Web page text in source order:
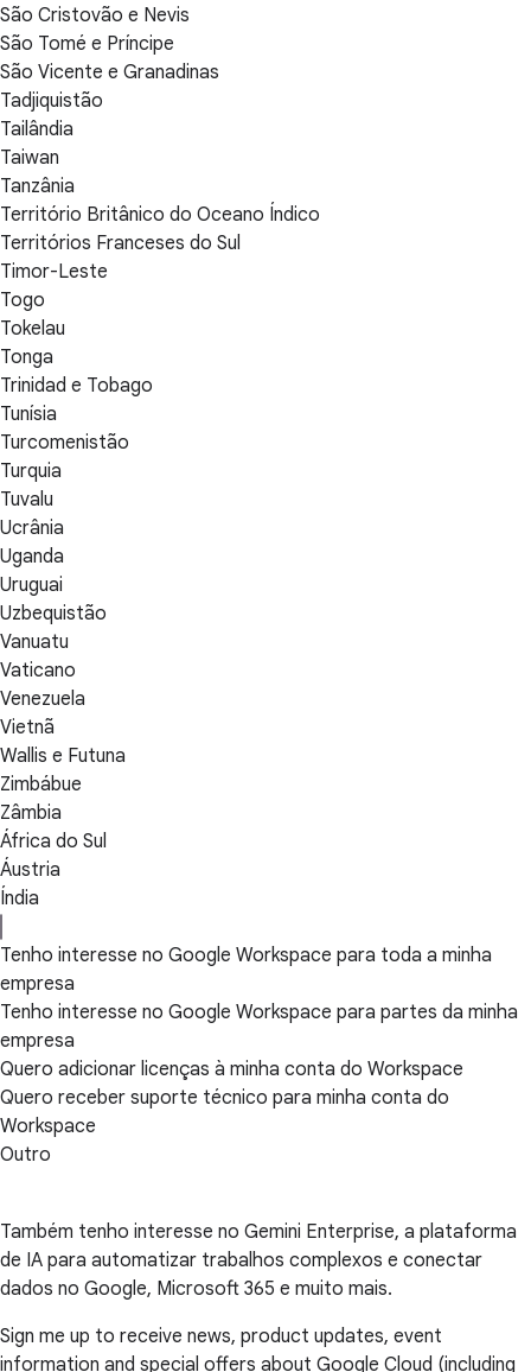
São Cristovão e Nevis
São Tomé e Príncipe
São Vicente e Granadinas
Tadjiquistão
Tailândia
Taiwan
Tanzânia
Território Britânico do Oceano Índico
Territórios Franceses do Sul
Timor-Leste
Togo
Tokelau
Tonga
Trinidad e Tobago
Tunísia
Turcomenistão
Turquia
Tuvalu
Ucrânia
Uganda
Uruguai
Uzbequistão
Vanuatu
Vaticano
Venezuela
Vietnã
Wallis e Futuna
Zimbábue
Zâmbia
África do Sul
Áustria
Índia
Tenho interesse no Google Workspace para toda a minha
empresa
Tenho interesse no Google Workspace para partes da minha
empresa
Quero adicionar licenças à minha conta do Workspace
Quero receber suporte técnico para minha conta do
Workspace
Outro
Também tenho interesse no Gemini Enterprise, a plataforma
de IA para automatizar trabalhos complexos e conectar
dados no Google, Microsoft 365 e muito mais.
Sign me up to receive news, product updates, event
information and special offers about Google Cloud (including